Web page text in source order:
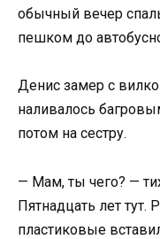
обычный вечер
пешком до
Денис замер с
наливалось
потом на сестру.
— Мам, ты чего? —
Пятнадцать лет тут.
пластиковые